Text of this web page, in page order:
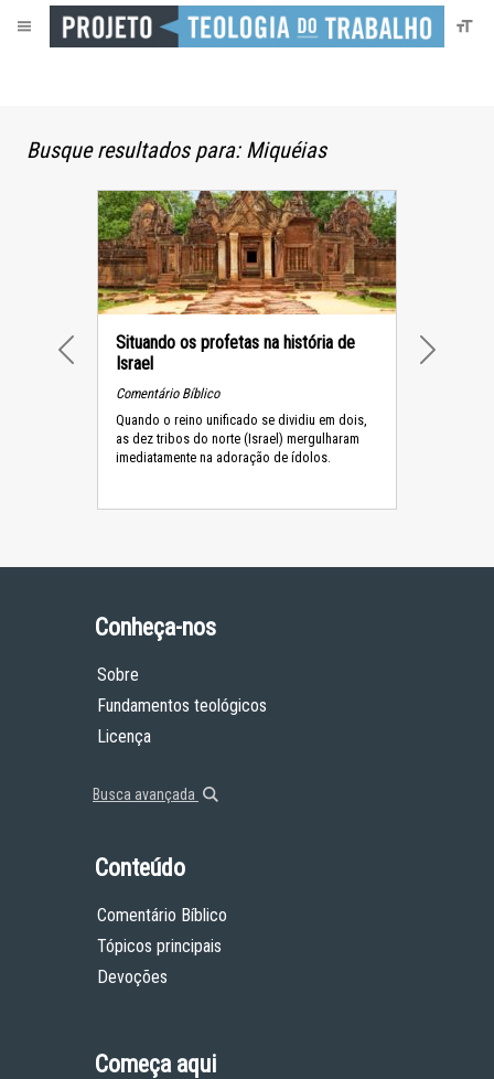
Busque resultados para: Miquéias
Situando os profetas na história de
Israel
Comentário Bíblico
Quando o reino unificado se dividiu em dois,
as dez tribos do norte (Israel) mergulharam
imediatamente na adoração de ídolos.
PREVIOUS NEXT
Conheça-nos
Sobre
Fundamentos teológicos
Licença
Busca avançada
Conteúdo
Comentário Bíblico
Tópicos principais
Devoções
Começa aqui